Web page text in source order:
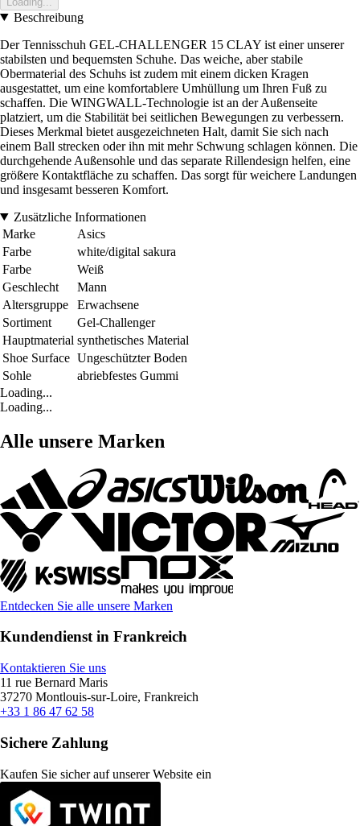
Beschreibung
Der Tennisschuh GEL-CHALLENGER 15 CLAY ist einer unserer
stabilsten und bequemsten Schuhe. Das weiche, aber stabile
Obermaterial des Schuhs ist zudem mit einem dicken Kragen
ausgestattet, um eine komfortablere Umhüllung um Ihren Fuß zu
schaffen. Die WINGWALL-Technologie ist an der Außenseite
platziert, um die Stabilität bei seitlichen Bewegungen zu verbessern.
Dieses Merkmal bietet ausgezeichneten Halt, damit Sie sich nach
einem Ball strecken oder ihn mit mehr Schwung schlagen können. Die
durchgehende Außensohle und das separate Rillendesign helfen, eine
größere Kontaktfläche zu schaffen. Das sorgt für weichere Landungen
und insgesamt besseren Komfort.
Zusätzliche Informationen
Marke
Asics
Farbe
white/digital sakura
Farbe
Weiß
Geschlecht
Mann
Altersgruppe
Erwachsene
Sortiment
Gel-Challenger
Hauptmaterial synthetisches Material
Shoe Surface Ungeschützter Boden
Sohle
abriebfestes Gummi
Loading...
Loading...
Alle unsere Marken
Entdecken Sie alle unsere Marken
Kundendienst in Frankreich
Kontaktieren Sie uns
11 rue Bernard Maris
37270 Montlouis-sur-Loire, Frankreich
+33 1 86 47 62 58
Sichere Zahlung
Kaufen Sie sicher auf unserer Website ein